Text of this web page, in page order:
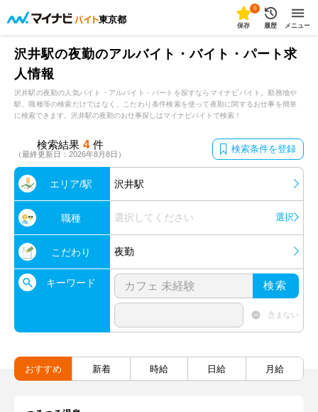
東京都
0
保存 履歴 メニュー
沢井駅の夜勤のアルバイト・バイト・パート求
人情報
沢井駅の夜勤の人気バイト・アルバイト・パートを探すならマイナビバイト。勤務地や
駅、職種等の検索だけではなく、こだわり条件検索を使って夜勤に関するお仕事を簡単
に検索できます。沢井駅の夜勤のお仕事探しはマイナビバイトで検索！
検索結果 4 件
（最終更新日：2026年8月8日） 検索条件を登録
エリア/駅 沢井駅
職種 選択してください 選択
こだわり 夜勤
キーワード 検索
含まない
おすすめ 新着 時給 日給 月給